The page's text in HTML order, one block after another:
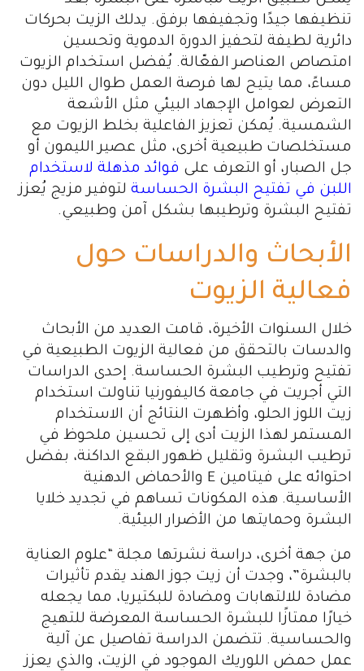
تنظيفها جيدًا وتجفيفها برفق. يدلك الزيت بحركات
دائرية لطيفة لتحفيز الدورة الدموية وتحسين
امتصاص العناصر الفعّالة. يُفضل استخدام الزيوت
مساءً، مما يتيح لها فرصة العمل طوال الليل دون
التعرض لعوامل الإجهاد البيئي مثل الأشعة
الشمسية. يُمكن تعزيز الفاعلية بخلط الزيوت مع
مستخلصات طبيعية أخرى، مثل عصير الليمون أو
جل الصبار، أو التعرف على فوائد مذهلة لاستخدام
اللبن في تفتيح البشرة الحساسة لتوفير مزيج يُعزز
تفتيح البشرة وترطيبها بشكل آمن وطبيعي.
الأبحاث والدراسات حول
فعالية الزيوت
خلال السنوات الأخيرة، قامت العديد من الأبحاث
والدسات بالتحقق من فعالية الزيوت الطبيعية في
تفتيح وترطيب البشرة الحساسة. إحدى الدراسات
التي أجريت في جامعة كاليفورنيا تناولت استخدام
زيت اللوز الحلو، وأظهرت النتائج أن الاستخدام
المستمر لهذا الزيت أدى إلى تحسين ملحوظ في
ترطيب البشرة وتقليل ظهور البقع الداكنة، بفضل
احتوائه على فيتامين E والأحماض الدهنية
الأساسية. هذه المكونات تساهم في تجديد خلايا
البشرة وحمايتها من الأضرار البيئية.
من جهة أخرى، دراسة نشرتها مجلة “علوم العناية
بالبشرة”، وجدت أن زيت جوز الهند يقدم تأثيرات
مضادة للالتهابات ومضادة للبكتيريا، مما يجعله
خيارًا ممتازًا للبشرة الحساسة المعرضة للتهيج
والحساسية. تتضمن الدراسة تفاصيل عن آلية
عمل حمض اللوريك الموجود في الزيت، والذي يعزز